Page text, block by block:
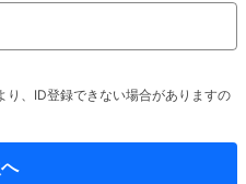
り、ID登録できない場合がありますの